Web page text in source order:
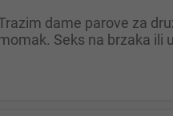
kita 30godina 175 visok . Diskretan i pedantan
Seks na brzaka ili